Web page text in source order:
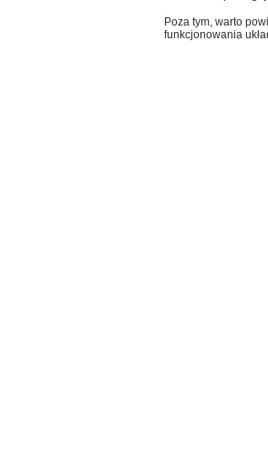
Poza tym, warto
funkcjonowania